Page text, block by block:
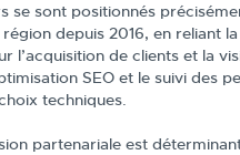
se sont positionnés
depuis 2016, en reliant
l’acquisition de clients et la
SEO et le suivi
techniques.
partenariale est